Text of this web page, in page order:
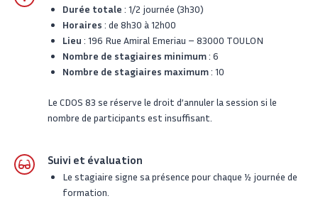
Durée totale : 1/2 journée (3h30)
Horaires : de 8h30 à 12h00
Lieu : 196 Rue Amiral Emeriau – 83000 TOULON
Nombre de stagiaires minimum: 6
Nombre de stagiaires maximum: 10
Le CDOS 83 se réserve le droit d’annuler la session si le
nombre de participants est insuffisant.
Suivi et évaluation
Le stagiaire signe sa présence pour chaque ½ journée de
formation.